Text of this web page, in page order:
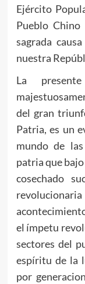
Ejército
Pueblo
sagrada
nuestra
La
del gran
Patria, es un
mundo de
patria que
cosechado
el ímpetu
sectores del
espíritu de la
por